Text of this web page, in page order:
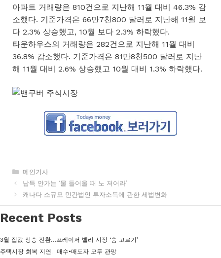
아파트 거래량은 810건으로 지난해 11월 대비 46.3% 감
소했다. 기준가격은 66만7천800 달러로 지난해 11월 보
다 2.3% 상승했고, 10월 보다 2.3% 하락했다.
타운하우스의 거래량은 282건으로 지난해 11월 대비
36.8% 감소했다. 기준가격은 81만8천500 달러로 지난
해 11월 대비 2.6% 상승했고 10월 대비 1.3% 하락했다.
카
테
고
리
메인기사
납득 안가는 ‘물 들어올 때 노 저어라’
캐나다 소규모 민간법인 투자소득에 관한 세법변화
Recent Posts
3월 집값 상승 전환…프레이저 밸리 시장 ‘숨 고르기’
주택시장 회복 지연…매수•매도자 모두 관망